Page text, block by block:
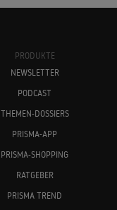
PRODUKTE
NEWSLETTER
PODCAST
THEMEN-DOSSIERS
PRISMA-APP
PRISMA-SHOPPING
RATGEBER
PRISMA TREND